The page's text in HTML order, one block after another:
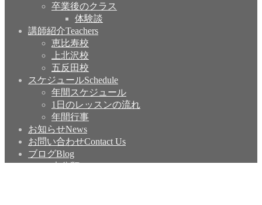
卒業後のクラス
体験談
講師紹介Teachers
恵比寿校
上北沢校
五反田校
スケジュールSchedule
年間スケジュール
1日のレッスンの流れ
年間行事
お知らせNews
お問い合わせContact Us
ブログBlog
未分類